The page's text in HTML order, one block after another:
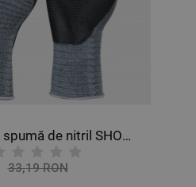
Mănuși cu spumă de nitril SHOWA AP800
33,19 RON